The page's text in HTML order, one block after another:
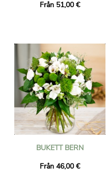
Från 51,00 €
BUKETT BERN
Från 46,00 €